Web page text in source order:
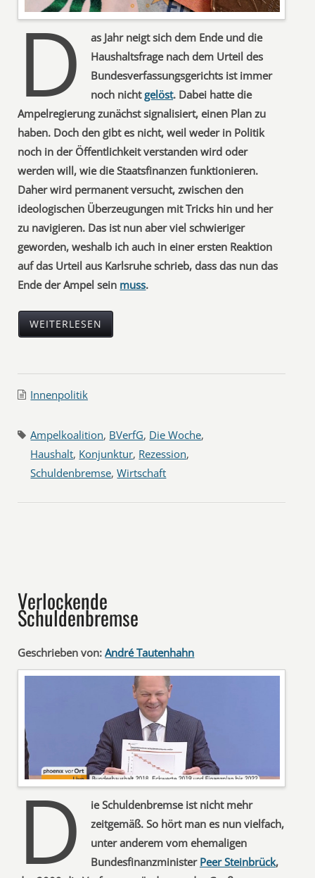
D
as Jahr neigt sich dem Ende und die
Haushaltsfrage nach dem Urteil des
Bundesverfassungsgerichts ist immer
noch nicht gelöst. Dabei hatte die
Ampelregierung zunächst signalisiert, einen Plan zu
haben. Doch den gibt es nicht, weil weder in Politik
noch in der Öffentlichkeit verstanden wird oder
werden will, wie die Staatsfinanzen funktionieren.
Daher wird permanent versucht, zwischen den
ideologischen Überzeugungen mit Tricks hin und her
zu navigieren. Das ist nun aber viel schwieriger
geworden, weshalb ich auch in einer ersten Reaktion
auf das Urteil aus Karlsruhe schrieb, dass das nun das
Ende der Ampel sein muss.
WEITERLESEN
Innenpolitik
Ampelkoalition, BVerfG, Die Woche,
Haushalt, Konjunktur, Rezession,
Schuldenbremse,Wirtschaft
Verlockende
Schuldenbremse
Geschrieben von: André Tautenhahn
D
ie Schuldenbremse ist nicht mehr
zeitgemäß. So hört man es nun vielfach,
unter anderem vom ehemaligen
Bundesfinanzminister Peer Steinbrück,